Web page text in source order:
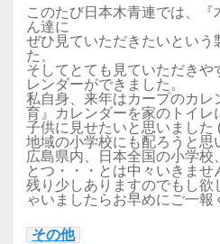
このたび日本木青連では、『
ん達に
ぜひ見ていただきたいという
た、
そしてとても見ていただきや
レンダーができました。
私自身、来年はカープのカレ
育』カレンダーを家のトイレ
子供に見せたいと思いました (
地域の小学校にも配ろうと思
広島県内、日本全国の小学
とつ・・・とは中々いきませ
残り少しありますのでもし欲
ゃいましたらお早めにご一報
その他